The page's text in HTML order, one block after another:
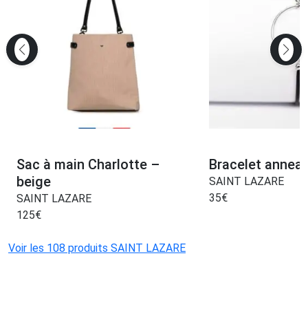
Sac à main Charlotte –
beige
SAINT LAZARE
125€
Bracelet
SAINT LAZARE
35€
Voir les 108 produits SAINT LAZARE